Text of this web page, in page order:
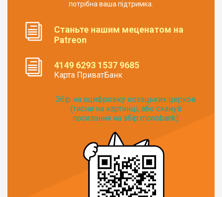
потрібна ваша підтримка.
Станьте нашим меценатом на
Patreon
4149 6293 1537 9685
Карта ПриватБанк
Збір на оцифровку козацьких церков
(тисни на картинці, або скануй
посилання на збір monobank):